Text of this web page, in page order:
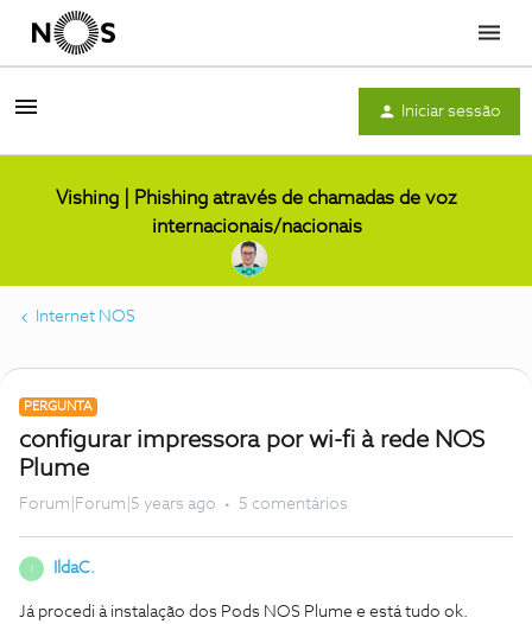
Menu
Iniciar sessão
Vishing | Phishing através de chamadas de voz
internacionais/nacionais
Internet NOS
PERGUNTA
configurar impressora por wi-fi à rede NOS
Plume
Forum|Forum|5 years ago 5 comentários
IldaC.
Já procedi à instalação dos Pods NOS Plume e está tudo ok.